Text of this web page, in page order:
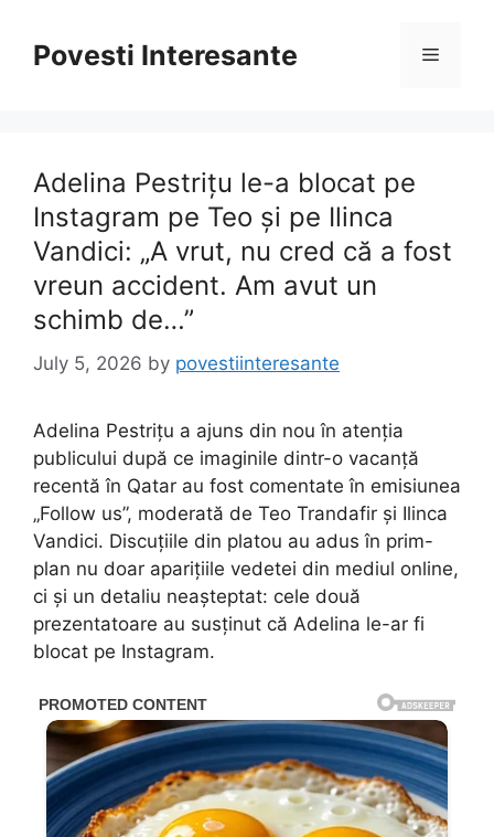
contentPovesti Interesante Menu
Adelina Pestrițu le-a blocat pe
Instagram pe Teo și pe Ilinca
Vandici: „A vrut, nu cred că a fost
vreun accident. Am avut un
schimb de…”
July 5, 2026 by povestiinteresante
Adelina Pestrițu a ajuns din nou în atenția
publicului după ce imaginile dintr-o vacanță
recentă în Qatar au fost comentate în emisiunea
„Follow us”, moderată de Teo Trandafir și Ilinca
Vandici. Discuțiile din platou au adus în prim-
plan nu doar aparițiile vedetei din mediul online,
ci și un detaliu neașteptat: cele două
prezentatoare au susținut că Adelina le-ar fi
blocat pe Instagram.